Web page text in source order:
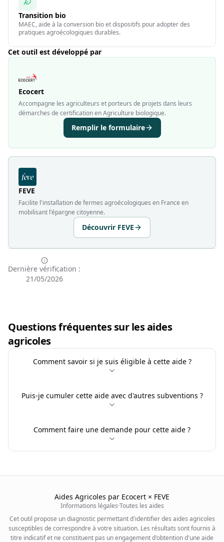
Transition bio
MAEC, aide à la conversion bio et dispositifs pour adopter des
pratiques agroécologiques durables.
Cet outil est développé par
Ecocert
Accompagne les agriculteurs et porteurs de projets dans leurs
démarches de certification en Agriculture biologique.
Remplir le formulaire
FEVE
Facilite l'installation de fermes agroécologiques en France en
mobilisant l'épargne citoyenne.
Découvrir FEVE
Dernière vérification :
21/05/2026
Questions fréquentes sur les aides
agricoles
Comment savoir si je suis éligible à cette aide ?
Puis-je cumuler cette aide avec d'autres subventions ?
Comment faire une demande pour cette aide ?
Aides Agricoles par Ecocert × FEVE
Informations légales·Toutes les aides
Cet outil propose un diagnostic permettant d'identifier des aides agricoles
susceptibles de correspondre à votre situation. Les résultats sont fournis à
titre indicatif et ne constituent pas un engagement d'obtention d'une aide